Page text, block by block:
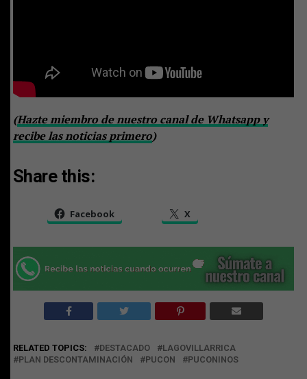
(Hazte miembro de nuestro canal de Whatsapp y
recibe las noticias primero)
Share this:
Facebook X
RELATED TOPICS: DESTACADO
LAGOVILLARRICA
PLAN DESCONTAMINACIÓN
PUCON PUCONINOS